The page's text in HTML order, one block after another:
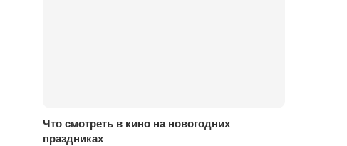
Что смотреть в кино на новогодних
праздниках